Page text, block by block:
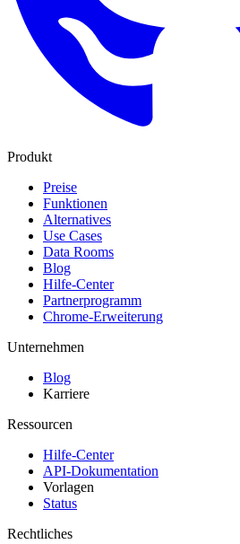
Produkt
Preise
Funktionen
Alternatives
Use Cases
Data Rooms
Blog
Hilfe-Center
Partnerprogramm
Chrome-Erweiterung
Unternehmen
Blog
Karriere
Ressourcen
Hilfe-Center
API-Dokumentation
Vorlagen
Status
Rechtliches